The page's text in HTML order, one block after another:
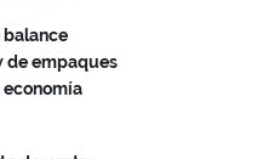
balance
de empaques
economía